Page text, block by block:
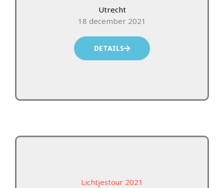
Utrecht
18 december 2021
DETAILS
Lichtjestour 2021